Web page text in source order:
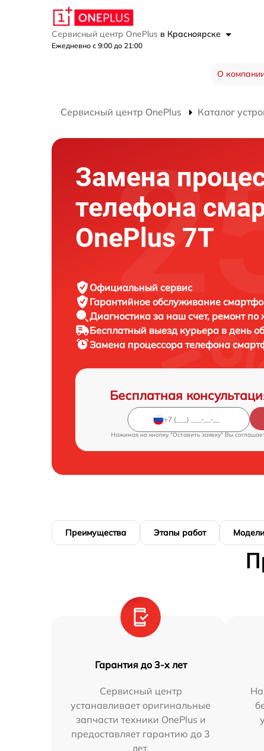
Сервисный центр OnePlus в Красноярске
Ежедневно с 9:00 до 21:00
О
Сервисный центр OnePlus Каталог
Замена
телефона
OnePlus 7T
Официальный сервис
Гарантийное обслуживание
Диагностика за наш счет, ремонт
Бесплатный выезд курьера в день
Замена процессора телефона
Бесплатная
Нажимая на кнопку "Оставить заявку" Вы
Преимущества Этапы работ Модели
Гарантия до 3-х лет
Сервисный центр
устанавливает оригинальные
запчасти техники OnePlus и
предоставляет гарантию до 3
лет.